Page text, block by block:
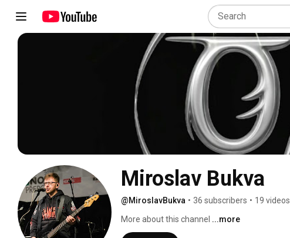
Miroslav Bukva
@MiroslavBukva • 36 subscribers • 19 videos
More about this channel ...more